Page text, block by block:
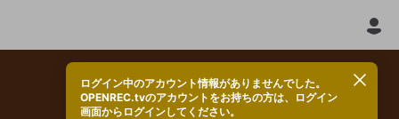
ログイン中のアカウント情報がありませんでした。
OPENREC.tvのアカウントをお持ちの方は、ログイン
画面からログインしてください。